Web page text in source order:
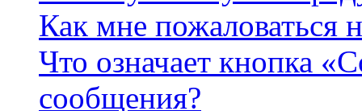
Как мне пожаловаться
Что означает кнопка
сообщения?